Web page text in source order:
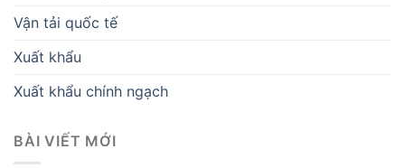
Vận tải quốc tế
Xuất khẩu
Xuất khẩu chính ngạch
BÀI VIẾT MỚI